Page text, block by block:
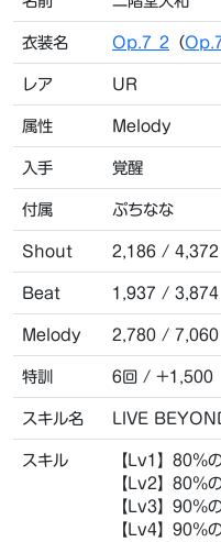
衣装名 Op.7_2 （
レア UR
属性 Melody
入手 覚醒
付属 ぷちなな
Shout 2,186 / 4,372
Beat 1,937 / 3,874
Melody 2,780 / 7,060
特訓 6回 / +1,500
スキル名 LIVE
スキル
【Lv1】80
【Lv2】80
【Lv3】90
【Lv4】90